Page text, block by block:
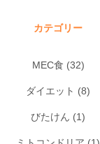
カテゴリー
MEC食 (32)
ダイエット (8)
びたけん (1)